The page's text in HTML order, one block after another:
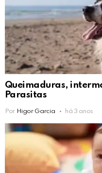
Queimaduras,
Parasitas
Por Higor Garcia há 3 anos